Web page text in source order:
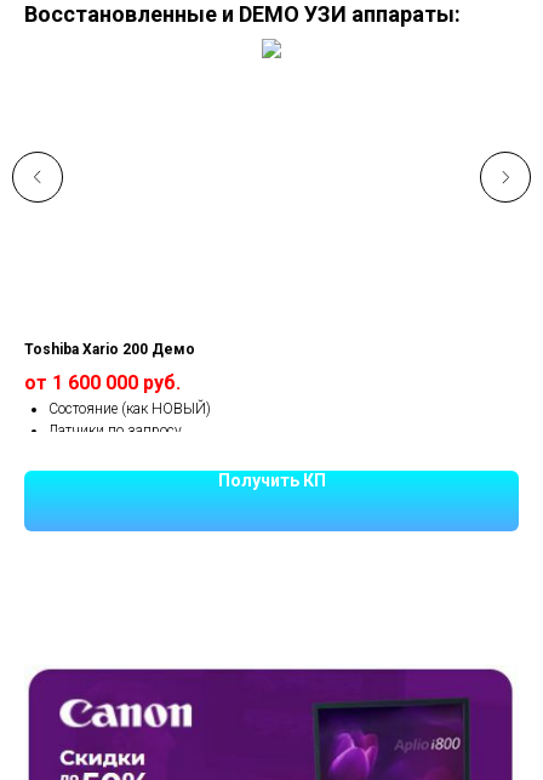
Восстановленные и DEMO УЗИ аппараты:
Toshiba Xario 200 Демо
от 1 600 000 руб.
Состояние (как НОВЫЙ)
Датчики по запросу
Получить КП